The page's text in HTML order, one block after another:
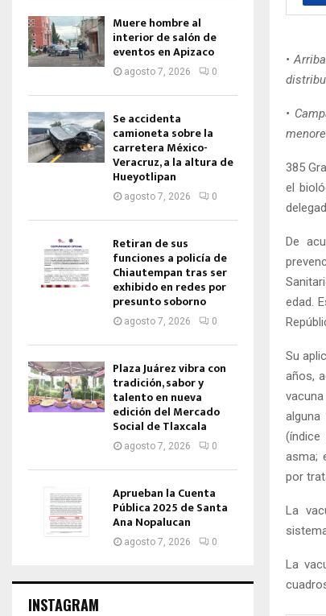
•
•
385
el
De
edad.
Su
años,
(índice
asma;
por
La
La
Muere hombre al
interior de salón de
eventos en Apizaco
agosto 7, 2026 0
Se accidenta
camioneta sobre la
carretera México-
Veracruz, a la altura de
Hueyotlipan
agosto 7, 2026 0
Retiran de sus
funciones a policía de
Chiautempan tras ser
exhibido en redes por
presunto soborno
agosto 7, 2026 0
Plaza Juárez vibra con
tradición, sabor y
talento en nueva
edición del Mercado
Social de Tlaxcala
agosto 7, 2026 0
Aprueban la Cuenta
Pública 2025 de Santa
Ana Nopalucan
agosto 7, 2026 0
INSTAGRAM